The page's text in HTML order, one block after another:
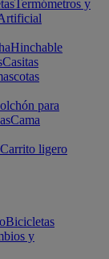
Termómetros y
Hinchable
Casitas
para
Cama
Carrito ligero
Bicicletas
y